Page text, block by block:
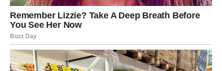
dirnuti.
osobom koja će ih fascinirati svojom energijom i
harizmom.